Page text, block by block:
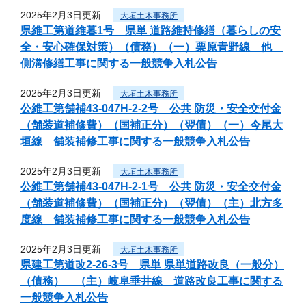
2025年2月3日更新 大垣土木事務所
県維工第道維暮1号 県単 道路維持修繕（暮らしの安
全・安心確保対策）（債務）（一）栗原青野線 他
側溝修繕工事に関する一般競争入札公告
2025年2月3日更新 大垣土木事務所
公維工第舗補43-047H-2-2号 公共 防災・安全交付金
（舗装道補修費）（国補正分）（翌債）（一）今尾大
垣線 舗装補修工事に関する一般競争入札公告
2025年2月3日更新 大垣土木事務所
公維工第舗補43-047H-2-1号 公共 防災・安全交付金
（舗装道補修費）（国補正分）（翌債）（主）北方多
度線 舗装補修工事に関する一般競争入札公告
2025年2月3日更新 大垣土木事務所
県建工第道改2-26-3号 県単 県単道路改良（一般分）
（債務） （主）岐阜垂井線 道路改良工事に関する
一般競争入札公告